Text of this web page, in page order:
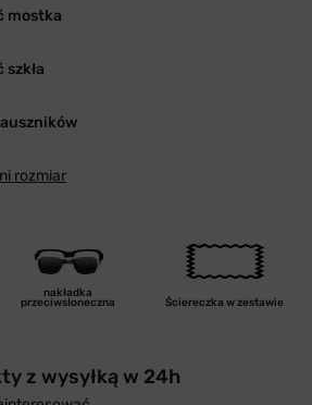
mostka
szkła
rozmiar
nakładka
przeciwsłoneczna Ściereczka w zestawie
z wysyłką w 24h